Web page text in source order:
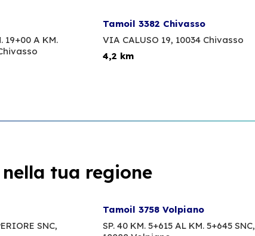
19+00 A KM.
Tamoil 3382 Chivasso
VIA CALUSO 19, 10034 Chivasso
4,2 km
tua regione
SNC,
Tamoil 3758 Volpiano
SP. 40 KM. 5+615 AL KM. 5+645 SNC,